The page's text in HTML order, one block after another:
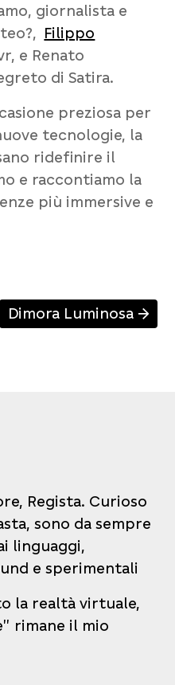
, giornalista e
, Filippo
e Renato
di Satira.
preziosa per
tecnologie, la
ridefinire il
e raccontiamo la
più immersive e
Dimora Luminosa ↑
Regista. Curioso
sono da sempre
linguaggi,
e sperimentali
la realtà virtuale,
rimane il mio